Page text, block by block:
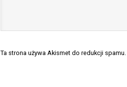
Ta strona używa Akismet do redukcji spamu.